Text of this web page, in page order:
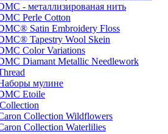
- металлизированая нить
Perle Cotton
Satin Embroidery Floss
Tapestry Wool Skein
Color Variations
Diamant Metallic Needlework
мулине
Etoile
Collection Wildflowers
Collection Waterlilies